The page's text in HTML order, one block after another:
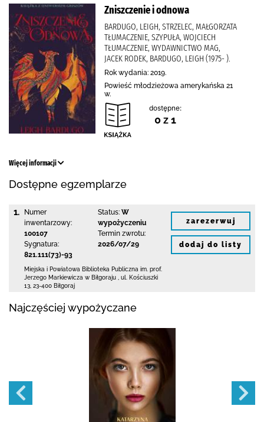
Zniszczenie i odnowa
BARDUGO, LEIGH, STRZELEC, MAŁGORZATA
TŁUMACZENIE, SZYPUŁA, WOJCIECH
TŁUMACZENIE, WYDAWNICTWO MAG,
JACEK RODEK, BARDUGO, LEIGH (1975- ).
Rok wydania: 2019.
Powieść młodzieżowa amerykańska 21
w.
dostępne:
0 z 1
Więcej informacji
Dostępne egzemplarze
1.
Numer
inwentarzowy:
100107
Sygnatura:
821.111(73)-93
Status: W
wypożyczeniu
Termin zwrotu:
2026/07/29
Miejska i Powiatowa Biblioteka Publiczna im. prof.
Jerzego Markiewicza w Biłgoraju
ul. Kościuszki
13 23-400 Biłgoraj
zarezerwuj
dodaj do listy
Najczęściej wypożyczane